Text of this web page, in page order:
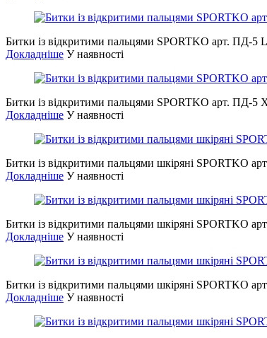
Битки із відкритими пальцями SPORTKO арт. ПД-5 L
Докладніше У наявності
Битки із відкритими пальцями SPORTKO арт. ПД-5
Докладніше У наявності
Битки із відкритими пальцями шкіряні SPORTKO
Докладніше У наявності
Битки із відкритими пальцями шкіряні SPORTKO
Докладніше У наявності
Битки із відкритими пальцями шкіряні SPORTKO
Докладніше У наявності